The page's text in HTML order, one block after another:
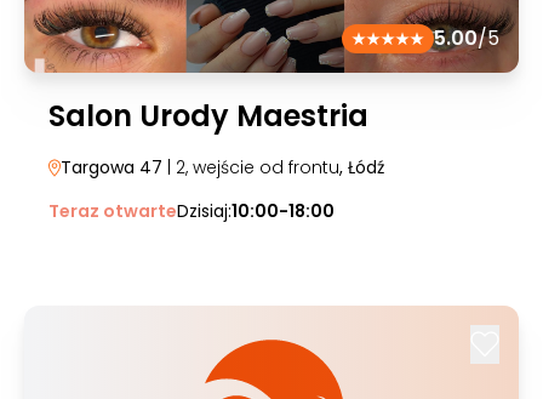
5.00/5
Salon Urody Maestria
Targowa 47 | 2, wejście od frontu, Łódź
Teraz otwarteDzisiaj:10:00-18:00